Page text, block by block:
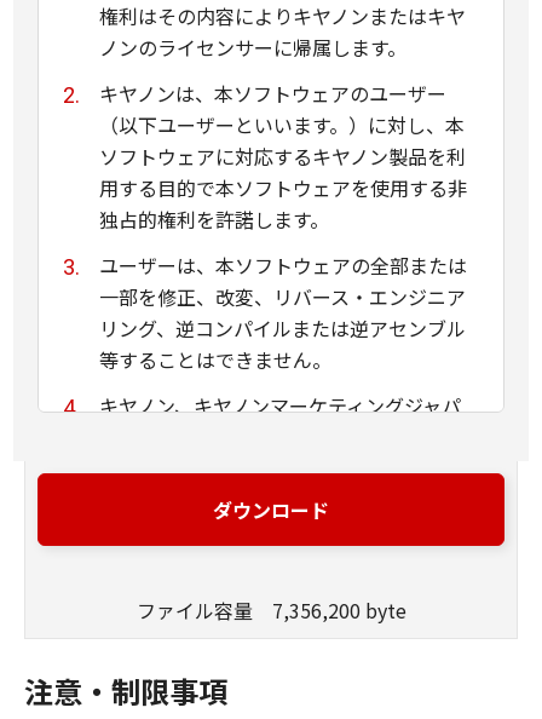
権利はその内容によりキヤノンまたはキヤ
ノンのライセンサーに帰属します。
キヤノンは、本ソフトウェアのユーザー
（以下ユーザーといいます。）に対し、本
ソフトウェアに対応するキヤノン製品を利
用する目的で本ソフトウェアを使用する非
独占的権利を許諾します。
ユーザーは、本ソフトウェアの全部または
一部を修正、改変、リバース・エンジニア
リング、逆コンパイルまたは逆アセンブル
等することはできません。
キヤノン、キヤノンマーケティングジャパ
は、本ソフトウェアがユーザーの特定の目
的のために適当であること、もしくは有用
ていかなる保証もいたしません。
キヤノン、キヤノンマーケティングジャパ
ン株式会社およびキヤノンのライセンサー
は、本ソフトウェアの使用に付随または関
ダウンロード
ファイル容量 7,356,200 byte
注意・制限事項